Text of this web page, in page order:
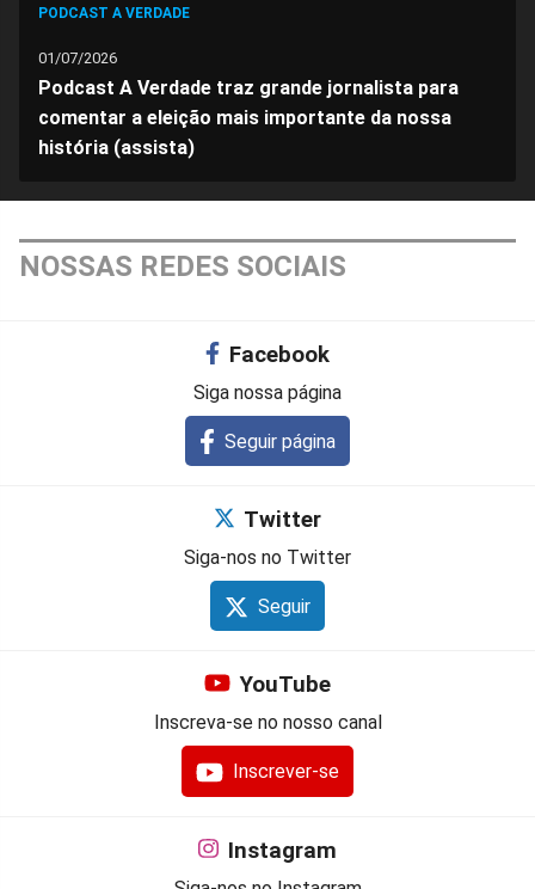
PODCAST A VERDADE
01/07/2026
Podcast A Verdade traz grande jornalista para
comentar a eleição mais importante da nossa
história (assista)
NOSSAS REDES SOCIAIS
Facebook
Siga nossa página
Seguir página
Twitter
Siga-nos no Twitter
Seguir
YouTube
Inscreva-se no nosso canal
Inscrever-se
Instagram